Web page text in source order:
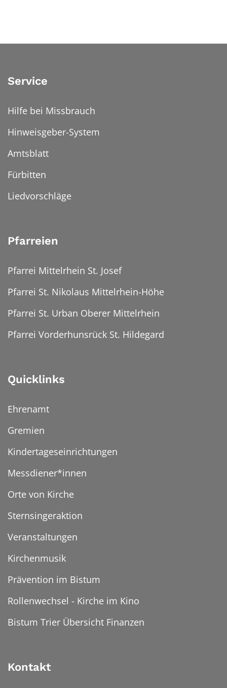
Service
Hilfe bei Missbrauch
Hinweisgeber-System
Amtsblatt
Fürbitten
Liedvorschläge
Pfarreien
Pfarrei Mittelrhein St. Josef
Pfarrei St. Nikolaus Mittelrhein-Höhe
Pfarrei St. Urban Oberer Mittelrhein
Pfarrei Vorderhunsrück St. Hildegard
Quicklinks
Ehrenamt
Gremien
Kindertageseinrichtungen
Messdiener*innen
Orte von Kirche
Sternsingeraktion
Veranstaltungen
Kirchenmusik
Prävention im Bistum
Rollenwechsel - Kirche im Kino
Bistum Trier Übersicht Finanzen
Kontakt